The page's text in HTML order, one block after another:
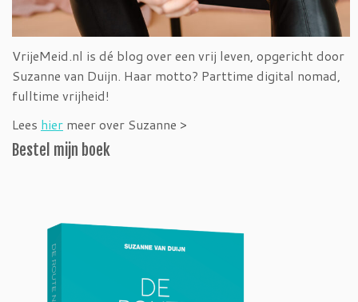
VrijeMeid.nl is dé blog over een vrij leven, opgericht door
Suzanne van Duijn. Haar motto? Parttime digital nomad,
fulltime vrijheid!
Lees hier meer over Suzanne >
Bestel mijn boek